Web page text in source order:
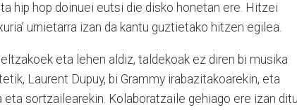
hip hop doinuei eutsi die disko honetan ere. Hitzei
urnietarra izan da kantu guztietako hitzen egilea.
eta lehen aldiz, taldekoak ez diren bi musika
Laurent Dupuy, bi Grammy irabazitakoarekin, eta
sortzailearekin. Kolaboratzaile gehiago ere izan